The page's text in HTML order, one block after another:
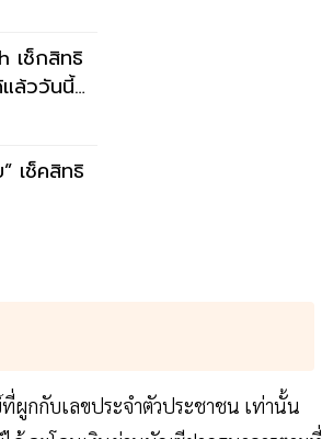
เช็กสิทธิ
เช็คสิทธิ
ผูกกับเลขประจำตัวประชาชน เท่านั้น